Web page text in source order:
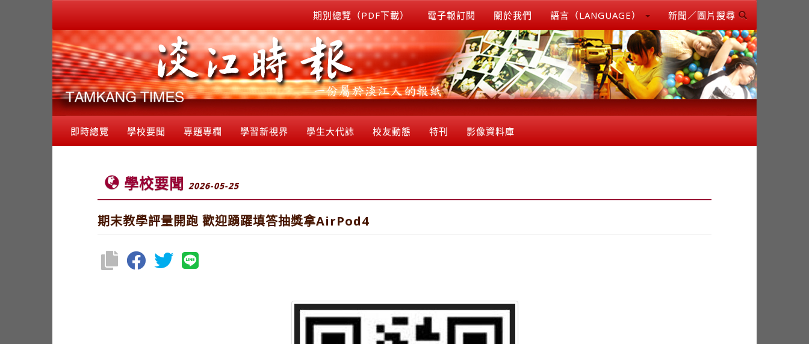
期別總覽（PDF下載） 電子報訂閱 關於我們 語言（LANGUAGE） 新聞／圖片搜尋
即時總覽 學校要聞 專題專欄 學習新視界 學生大代誌 校友動態 特刊 影像資料庫
學校要聞 2026-05-25
期末教學評量開跑 歡迎踴躍填答抽獎拿AirPod4